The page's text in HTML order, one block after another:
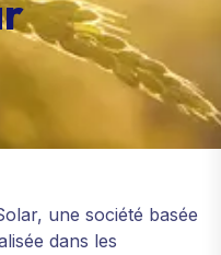
une société basée
dans les